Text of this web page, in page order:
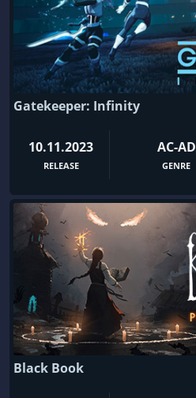
Gatekeeper: Infinity
10.11.2023
RELEASE
AC-AD
GENRE
Black Book